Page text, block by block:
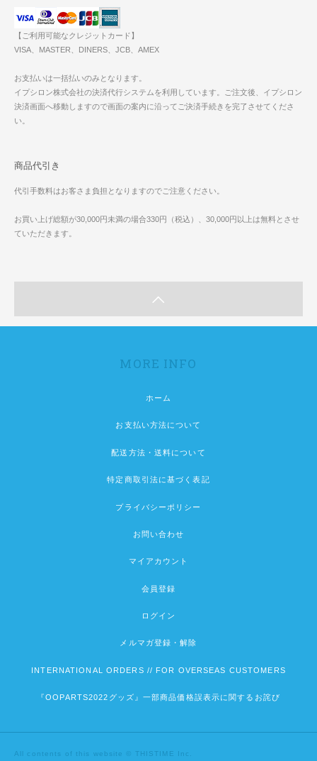
【ご利用可能なクレジットカード】
VISA、MASTER、DINERS、JCB、AMEX
お支払いは一括払いのみとなります。
イプシロン株式会社の決済代行システムを利用しています。ご注文後、イプシロン
決済画面へ移動しますので画面の案内に沿ってご決済手続きを完了させてくださ
い。
商品代引き
代引手数料はお客さま負担となりますのでご注意ください。
お買い上げ総額が30,000円未満の場合330円（税込）、30,000円以上は無料とさせ
ていただきます。
MORE INFO
ホーム
お支払い方法について
配送方法・送料について
特定商取引法に基づく表記
プライバシーポリシー
お問い合わせ
マイアカウント
会員登録
ログイン
メルマガ登録・解除
INTERNATIONAL ORDERS // FOR OVERSEAS CUSTOMERS
『OOPARTS2022グッズ』一部商品価格誤表示に関するお詫び
All contents of this website © THISTIME Inc.